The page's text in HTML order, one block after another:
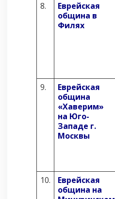
8.
Еврейская
община в
Филях
9.
Еврейская
община
«Хаверим»
на Юго-
Западе г.
Москвы
10.
Еврейская
община на